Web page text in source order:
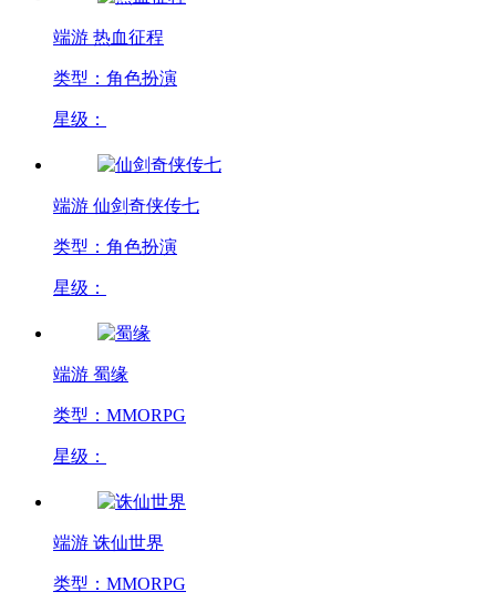
端游 热血征程
类型：角色扮演
星级：
端游 仙剑奇侠传七
类型：角色扮演
星级：
端游 蜀缘
类型：MMORPG
星级：
端游 诛仙世界
类型：MMORPG